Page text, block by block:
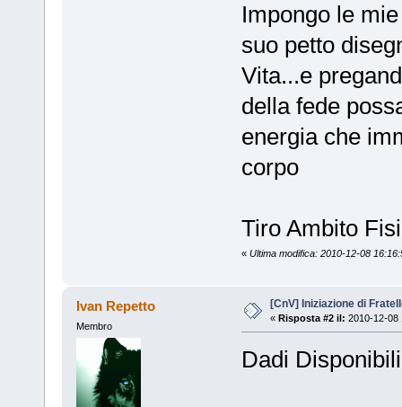
Impongo le
suo petto
Vita...e
della fede
energia che
corpo
Tiro Ambito
« Ultima modifica: 2010-12-08
Ivan Repetto
Membro
[CnV] Iniziazione di
« Risposta #2 il: 2010-12-08
Dadi